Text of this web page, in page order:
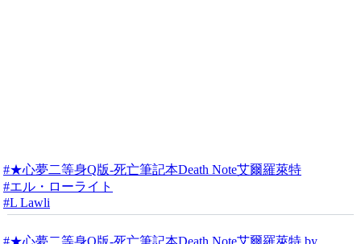
#★心夢二等身Q版-死亡筆記本Death Note艾爾羅萊特
#エル・ローライト
#L Lawli